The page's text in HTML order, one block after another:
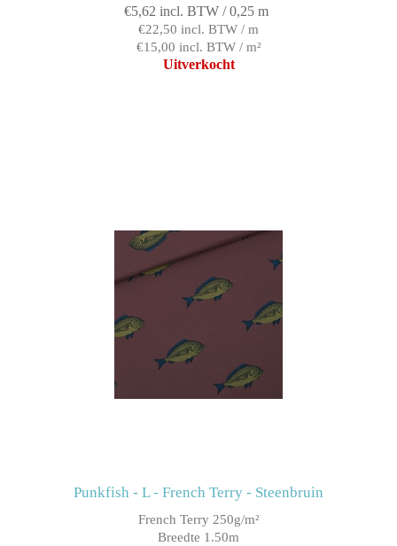
€5,62 incl. BTW / 0,25 m
€22,50 incl. BTW / m
€15,00 incl. BTW / m²
Uitverkocht
Punkfish - L - French Terry - Steenbruin
French Terry 250g/m²
Breedte 1.50m